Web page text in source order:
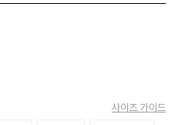
사이즈 가이드